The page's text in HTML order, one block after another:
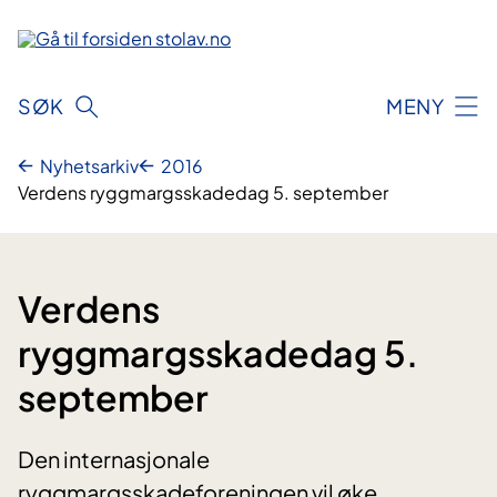
innhold
SØK MENY
Nyhetsarkiv
2016
Verdens ryggmargsskadedag 5. september
Verdens
ryggmargsskadedag 5.
september
Den internasjonale